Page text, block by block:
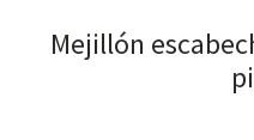
Mejillón